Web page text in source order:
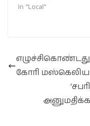
In "Local"
கோரி